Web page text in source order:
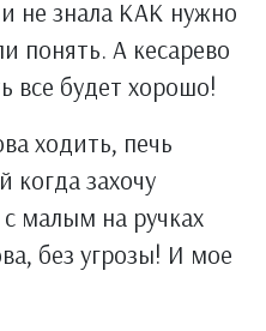
не знала КАК нужно
понять. А кесарево
все будет хорошо!
ходить, печь
когда захочу
с малым на ручках
без угрозы! И мое